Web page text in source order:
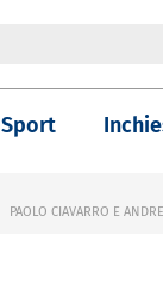
Sport
PAOLO CIAVARRO E